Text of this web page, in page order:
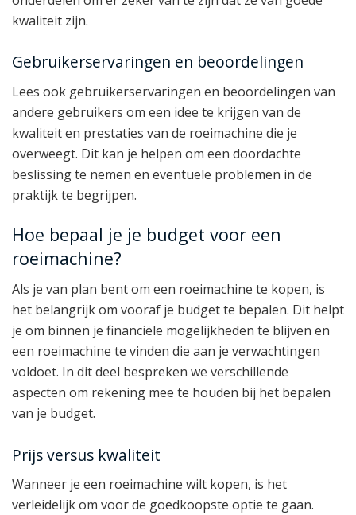
kwaliteit zijn.
Gebruikerservaringen en beoordelingen
Lees ook gebruikerservaringen en beoordelingen van
andere gebruikers om een idee te krijgen van de
kwaliteit en prestaties van de roeimachine die je
overweegt. Dit kan je helpen om een doordachte
beslissing te nemen en eventuele problemen in de
praktijk te begrijpen.
Hoe bepaal je je budget voor een
roeimachine?
Als je van plan bent om een roeimachine te kopen, is
het belangrijk om vooraf je budget te bepalen. Dit helpt
je om binnen je financiële mogelijkheden te blijven en
een roeimachine te vinden die aan je verwachtingen
voldoet. In dit deel bespreken we verschillende
aspecten om rekening mee te houden bij het bepalen
van je budget.
Prijs versus kwaliteit
Wanneer je een roeimachine wilt kopen, is het
verleidelijk om voor de goedkoopste optie te gaan.